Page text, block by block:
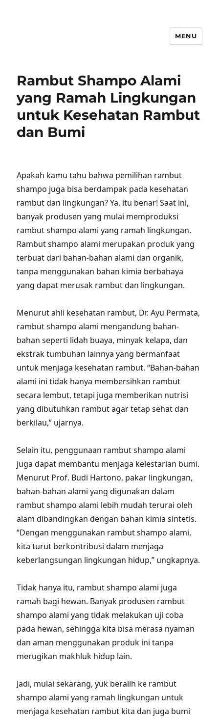
MENU
Rambut Shampo Alami
yang Ramah Lingkungan
untuk Kesehatan Rambut
dan Bumi
Apakah kamu tahu bahwa pemilihan rambut
shampo juga bisa berdampak pada kesehatan
rambut dan lingkungan? Ya, itu benar! Saat ini,
banyak produsen yang mulai memproduksi
rambut shampo alami yang ramah lingkungan.
Rambut shampo alami merupakan produk yang
terbuat dari bahan-bahan alami dan organik,
tanpa menggunakan bahan kimia berbahaya
yang dapat merusak rambut dan lingkungan.
Menurut ahli kesehatan rambut, Dr. Ayu Permata,
rambut shampo alami mengandung bahan-
bahan seperti lidah buaya, minyak kelapa, dan
ekstrak tumbuhan lainnya yang bermanfaat
untuk menjaga kesehatan rambut. “Bahan-bahan
alami ini tidak hanya membersihkan rambut
secara lembut, tetapi juga memberikan nutrisi
yang dibutuhkan rambut agar tetap sehat dan
berkilau,” ujarnya.
Selain itu, penggunaan rambut shampo alami
juga dapat membantu menjaga kelestarian bumi.
Menurut Prof. Budi Hartono, pakar lingkungan,
bahan-bahan alami yang digunakan dalam
rambut shampo alami lebih mudah terurai oleh
alam dibandingkan dengan bahan kimia sintetis.
“Dengan menggunakan rambut shampo alami,
kita turut berkontribusi dalam menjaga
keberlangsungan lingkungan hidup,” ungkapnya.
Tidak hanya itu, rambut shampo alami juga
ramah bagi hewan. Banyak produsen rambut
shampo alami yang tidak melakukan uji coba
pada hewan, sehingga kita bisa merasa nyaman
dan aman menggunakan produk ini tanpa
merugikan makhluk hidup lain.
Jadi, mulai sekarang, yuk beralih ke rambut
shampo alami yang ramah lingkungan untuk
menjaga kesehatan rambut kita dan juga bumi